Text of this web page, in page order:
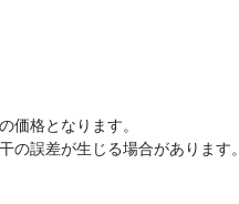
価格となります。
の誤差が生じる場合があります。